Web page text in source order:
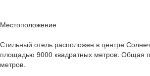
Местоположение
Стильный отель расположен в центре
площадью 9000 квадратных метров. Общая
метров.